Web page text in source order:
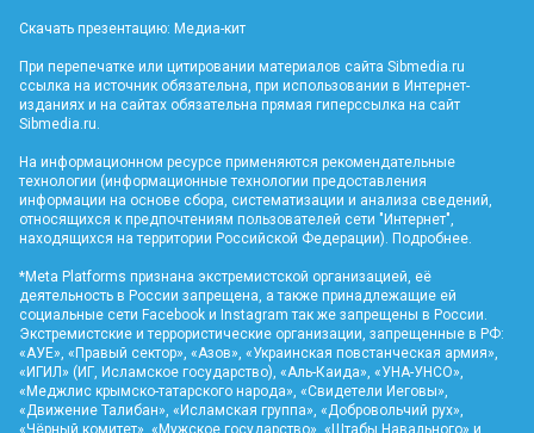
Скачать презентацию: Медиа-кит
При перепечатке или цитировании материалов сайта Sibmedia.ru
ссылка на источник обязательна, при использовании в Интернет-
изданиях и на сайтах обязательна прямая гиперссылка на сайт
Sibmedia.ru
На информационном ресурсе применяются рекомендательные
технологии (информационные технологии предоставления
информации на основе сбора, систематизации и анализа сведений,
относящихся к предпочтениям пользователей сети "Интернет",
находящихся на территории Российской Федерации). Подробнее
*Meta Platforms признана экстремистской организацией, её
деятельность в России запрещена, а также принадлежащие ей
социальные сети Facebook и Instagram так же запрещены в России.
Экстремистские и террористические организации, запрещенные в РФ:
«АУЕ», «Правый сектор», «Азов», «Украинская повстанческая армия»,
«ИГИЛ» (ИГ, Исламское государство), «Аль-Каида», «УНА-УНСО»,
«Меджлис крымско-татарского народа», «Свидетели Иеговы»,
«Движение Талибан», «Исламская группа», «Добровольчий рух»,
«Чёрный комитет», «Мужское государство», «Штабы Навального» и